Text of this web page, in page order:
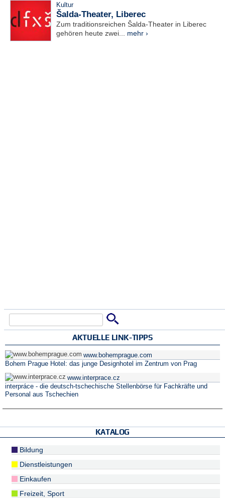
Kultur
Šalda-Theater, Liberec
Zum traditionsreichen Šalda-Theater in Liberec
gehören heute zwei... mehr ›
AKTUELLE LINK-TIPPS
www.bohemprague.com
Bohem Prague Hotel: das junge Designhotel im Zentrum von Prag
www.interprace.cz
interpráce - die deutsch-tschechische Stellenbörse für Fachkräfte und
Personal aus Tschechien
KATALOG
Bildung
Dienstleistungen
Einkaufen
Freizeit, Sport